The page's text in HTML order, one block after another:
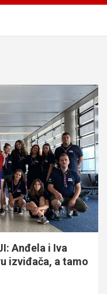
Anđela i Iva
izviđača, a tamo